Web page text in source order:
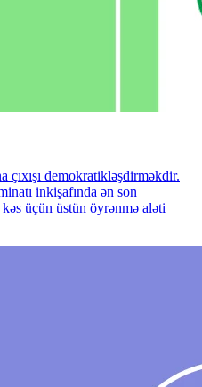
çıxışı demokratikləşdirməkdir.
inkişafında ən son
üçün üstün öyrənmə aləti